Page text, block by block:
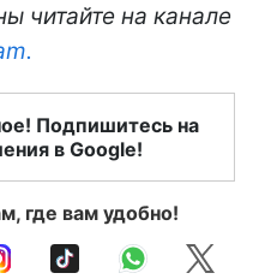
читайте на канале
Подпишитесь на
в Google!
где вам удобно!